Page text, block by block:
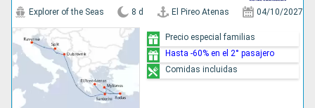
Explorer of the Seas 8 d El Pireo Atenas 04/10/2027
Precio especial familias
Hasta -60% en el 2° pasajero
Comidas incluidas